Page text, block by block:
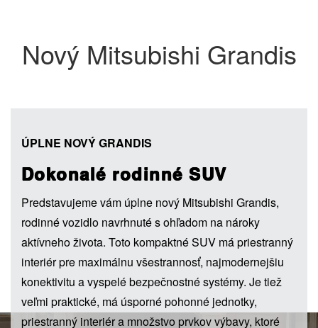
Nový Mitsubishi Grandis
ÚPLNE NOVÝ GRANDIS
Dokonalé rodinné SUV
Predstavujeme vám úplne nový Mitsubishi Grandis,
rodinné vozidlo navrhnuté s ohľadom na nároky
aktívneho života. Toto kompaktné SUV má priestranný
interiér pre maximálnu všestrannosť, najmodernejšiu
konektivitu a vyspelé bezpečnostné systémy. Je tiež
veľmi praktické, má úsporné pohonné jednotky,
priestranný interiér a množstvo prvkov výbavy, ktoré